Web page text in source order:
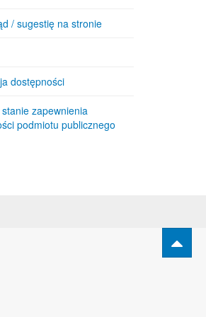
/ sugestię na stronie
dostępności
zapewnienia
podmiotu publicznego